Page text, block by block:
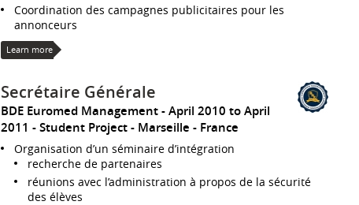
Coordination des campagnes publicitaires pour les
annonceurs
Learn more
Secrétaire Générale
BDE Euromed Management
April 2010 to April
2011
Student Project Marseille France
Organisation d’un séminaire d’intégration
recherche de partenaires
réunions avec l’administration à propos de la sécurité
des élèves